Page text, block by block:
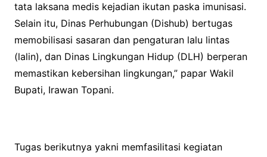
tata laksana medis kejadian ikutan paska imunisasi.
Selain itu, Dinas Perhubungan (Dishub) bertugas
memobilisasi sasaran dan pengaturan lalu lintas
(lalin), dan Dinas Lingkungan Hidup (DLH) berperan
memastikan kebersihan lingkungan,” papar Wakil
Bupati, Irawan Topani.
Tugas berikutnya yakni memfasilitasi kegiatan